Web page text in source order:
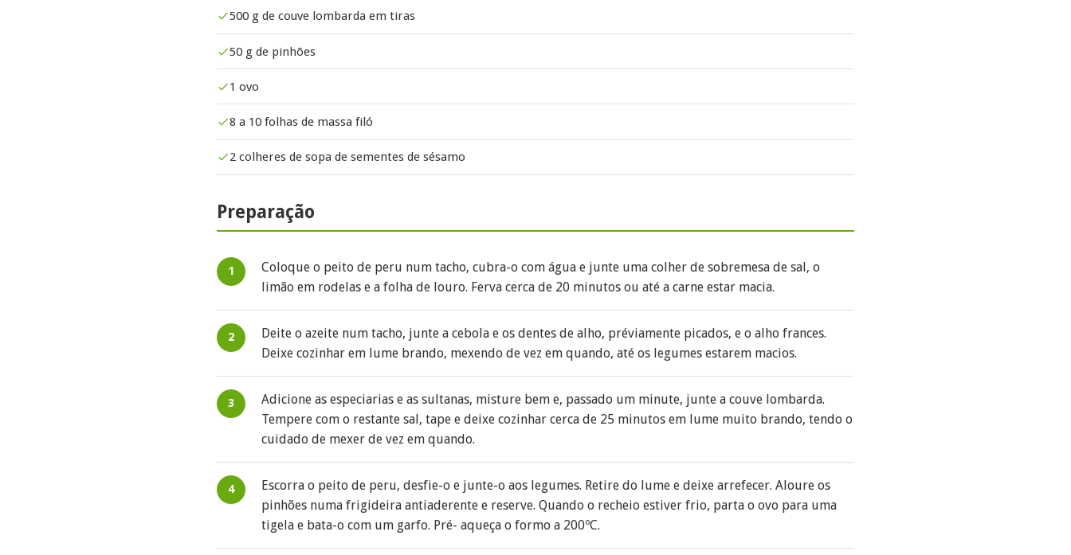
500 g de couve lombarda em tiras
50 g de pinhões
1 ovo
8 a 10 folhas de massa filó
2 colheres de sopa de sementes de sésamo
Preparação
Coloque o peito de peru num tacho, cubra-o com água e junte uma colher de sobremesa de sal, o
limão em rodelas e a folha de louro. Ferva cerca de 20 minutos ou até a carne estar macia.
Deite o azeite num tacho, junte a cebola e os dentes de alho, préviamente picados, e o alho frances.
Deixe cozinhar em lume brando, mexendo de vez em quando, até os legumes estarem macios.
Adicione as especiarias e as sultanas, misture bem e, passado um minute, junte a couve lombarda.
Tempere com o restante sal, tape e deixe cozinhar cerca de 25 minutos em lume muito brando, tendo o
cuidado de mexer de vez em quando.
Escorra o peito de peru, desfie-o e junte-o aos legumes. Retire do lume e deixe arrefecer. Aloure os
pinhões numa frigideira antiaderente e reserve. Quando o recheio estiver frio, parta o ovo para uma
tigela e bata-o com um garfo. Pré- aqueça o formo a 200ºC.